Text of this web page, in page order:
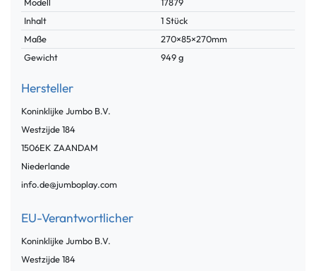
Inhalt
1 Stück
Maße
270×85×270mm
Gewicht
949 g
Hersteller
Koninklijke Jumbo B.V.
Westzijde184
1506EK ZAANDAM
Niederlande
info.de@jumboplay.com
EU-Verantwortlicher
Koninklijke Jumbo B.V.
Westzijde184